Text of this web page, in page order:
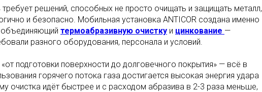
решений, способных не просто очищать и защищать металл,
и безопасно. Мобильная установка ANTICOR создана именно
объединяющий термоабразивную очистку и цинкование —
разного оборудования, персонала и условий.
подготовки поверхности до долговечного покрытия» — всё в
горячего потока газа достигается высокая энергия удара
очистка идёт быстрее и с расходом абразива в 2-3 раза меньше,